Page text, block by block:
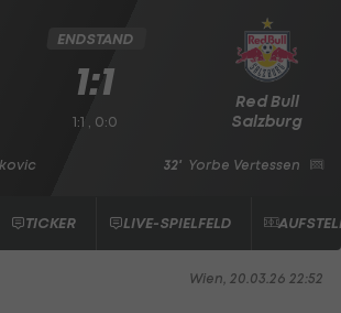
Red Bull
Salzburg
ENDSTAND
1:1
1:1 , 0:0
32' Yorbe Vertessen
TICKER LIVE-SPIELFELD
Wien, 20.03.26 22:52